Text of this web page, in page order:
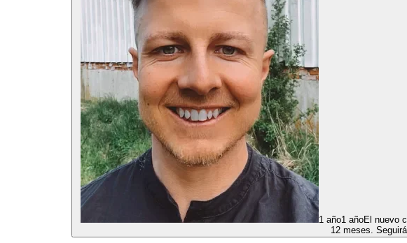
1 año1 añoEl nuevo
12 meses.